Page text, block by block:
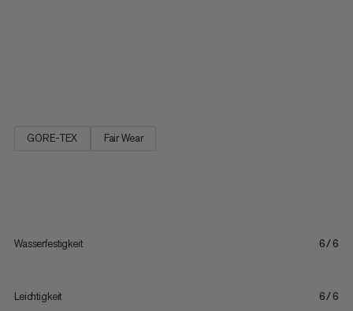
GORE-TEX Fair Wear
Wasserfestigkeit 6/6
Leichtigkeit 6/6